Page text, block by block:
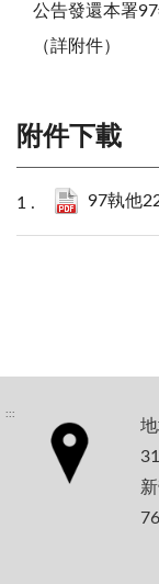
公告發還本署
（詳附件）
附件下載
97執他
:::